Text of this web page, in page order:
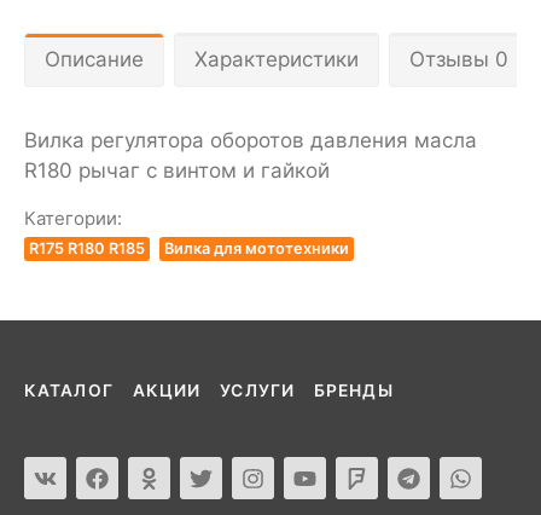
Описание Характеристики Отзывы 0
Вилка регулятора оборотов давления масла
R180 рычаг с винтом и гайкой
Категории:
R175 R180 R185 Вилка для мототехники
КАТАЛОГ АКЦИИ УСЛУГИ БРЕНДЫ